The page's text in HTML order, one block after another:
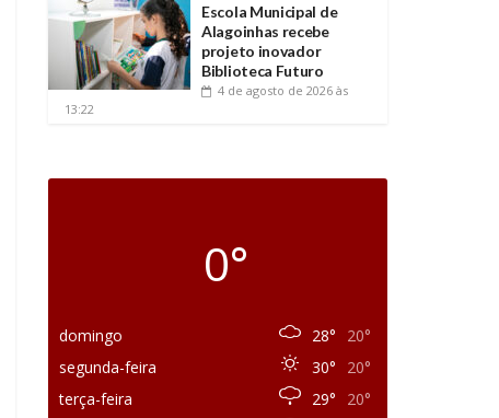
Escola Municipal de
Alagoinhas recebe
projeto inovador
Biblioteca Futuro
4 de agosto de 2026 às
13:22
0°
domingo 28°
20°
segunda-feira
30°
20°
terça-feira
29°
20°